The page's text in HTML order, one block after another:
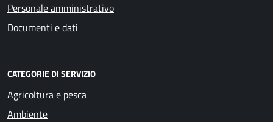
Personale amministrativo
Documenti e dati
CATEGORIE DI SERVIZIO
Agricoltura e pesca
Ambiente